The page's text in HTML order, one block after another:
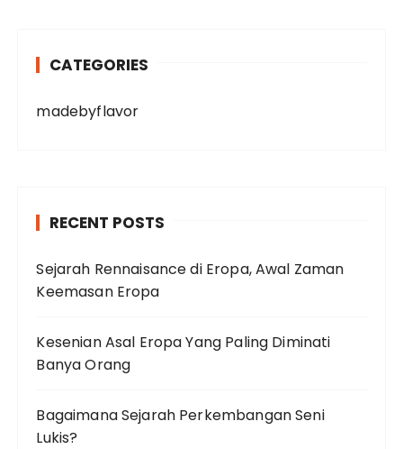
CATEGORIES
madebyflavor
RECENT POSTS
Sejarah Rennaisance di Eropa, Awal Zaman
Keemasan Eropa
Kesenian Asal Eropa Yang Paling Diminati
Banya Orang
Bagaimana Sejarah Perkembangan Seni
Lukis?